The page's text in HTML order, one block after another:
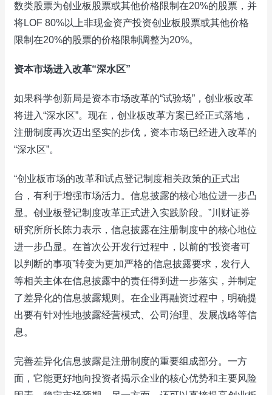
数类股票为创业板股票或其他价格限制在20%的股票，并
将LOF 80%以上非现金资产投资创业板股票或其他价格
限制在20%的股票的价格限制调整为20%。
资本市场进入改革“深水区”
如果科学创新局是资本市场改革的“试验场”，创业板改革
将进入“深水区”。现在，创业板改革方案已经正式落地，
注册制度再次迈出坚实的步伐，资本市场已经进入改革的
“深水区”。
“创业板市场的改革和试点登记制度相关政策的正式出
台，有利于增强市场活力。信息披露的核心地位进一步凸
显。创业板登记制度改革正式进入实践阶段。”川财证券
研究所所长陈力表示，信息披露在注册制度中的核心地位
进一步凸显。在首次公开发行过程中，以前的“投资者可
以判断的事项”转变为更加严格的信息披露要求，发行人
等相关主体在信息披露中的责任得到进一步落实，并制定
了差异化的信息披露规则。在企业再融资过程中，明确提
出要有针对性地披露经营模式、公司治理、发展战略等信
息。
完善差异化信息披露是注册制度的重要组成部分。一方
面，它能更好地向投资者揭示企业的核心优势和主要风险